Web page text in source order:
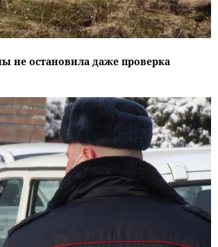
не остановила даже проверка